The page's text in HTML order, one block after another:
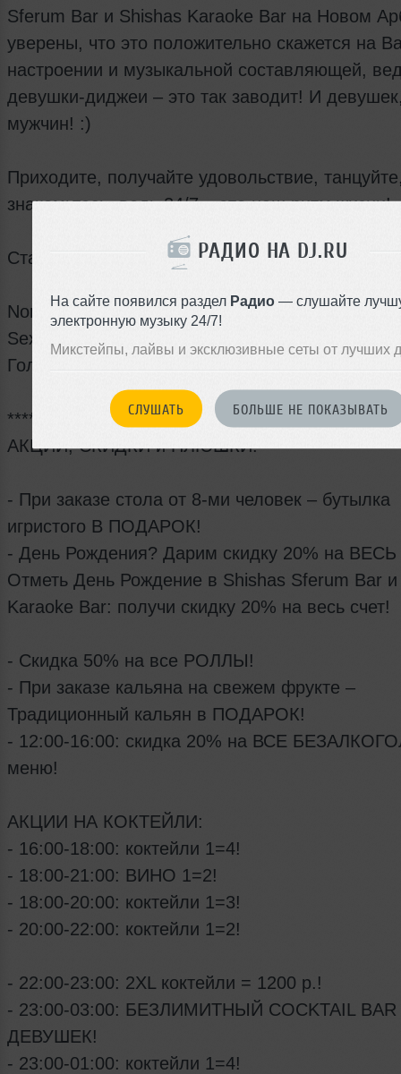
РАДИО НА DJ.RU
На сайте появился раздел Радио — слушайте
электронную музыку 24/7!
Микстейпы, лайвы и эксклюзивные сеты от лучших
СЛУШАТЬ БОЛЬШЕ НЕ ПОКАЗЫВАТЬ
Sferum Bar и Shishas Karaoke Bar на Новом
уверены, что это положительно скажется на
настроении и музыкальной составляющей,
девушки-диджеи – это так заводит! И
мужчин! :)
Приходите, получайте удовольствие,
знакомьтесь, ведь 24/7 – это наш ритм жизни!
Стартуем – каждую СРЕДУ с 23:00 и до 6
Non-stop DJ set: 18:00-06:00
Sexy Go-Go Ladies&Boys: 00:00-04:00
Голос Ночи: MC NIK
АКЦИИ, СКИДКИ и ПЛЮШКИ:
- При заказе стола от 8-ми человек – бутылка
игристого В ПОДАРОК!
- День Рождения? Дарим скидку 20% на ВЕСЬ
Отметь День Рождение в Shishas Sferum Bar и
Karaoke Bar: получи скидку 20% на весь счет!
- Скидка 50% на все РОЛЛЫ!
- При заказе кальяна на свежем фрукте –
Традиционный кальян в ПОДАРОК!
- 12:00-16:00: скидка 20% на ВСЕ
меню!
АКЦИИ НА КОКТЕЙЛИ:
- 16:00-18:00: коктейли 1=4!
- 18:00-21:00: ВИНО 1=2!
- 18:00-20:00: коктейли 1=3!
- 20:00-22:00: коктейли 1=2!
- 22:00-23:00: 2XL коктейли = 1200 р.!
- 23:00-03:00: БЕЗЛИМИТНЫЙ COCKTAIL BAR
ДЕВУШЕК!
- 23:00-01:00: коктейли 1=4!